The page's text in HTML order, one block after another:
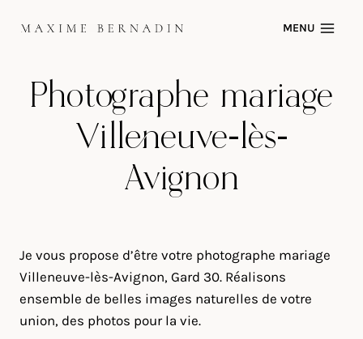
MENU
Photographe mariage
Villeneuve-lès-
Avignon
Je vous propose d’être votre photographe mariage
Villeneuve-lès-Avignon, Gard 30. Réalisons
ensemble de belles images naturelles de votre
union, des photos pour la vie.